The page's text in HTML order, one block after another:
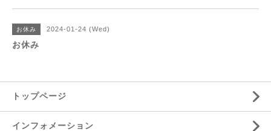
お休み 2024-01-24 (Wed)
お休み
トップページ
インフォメーション